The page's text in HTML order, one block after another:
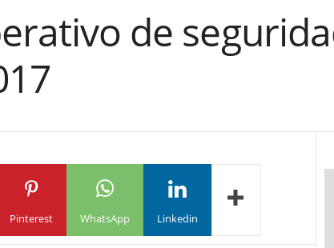
de
Pinterest WhatsApp Linkedin